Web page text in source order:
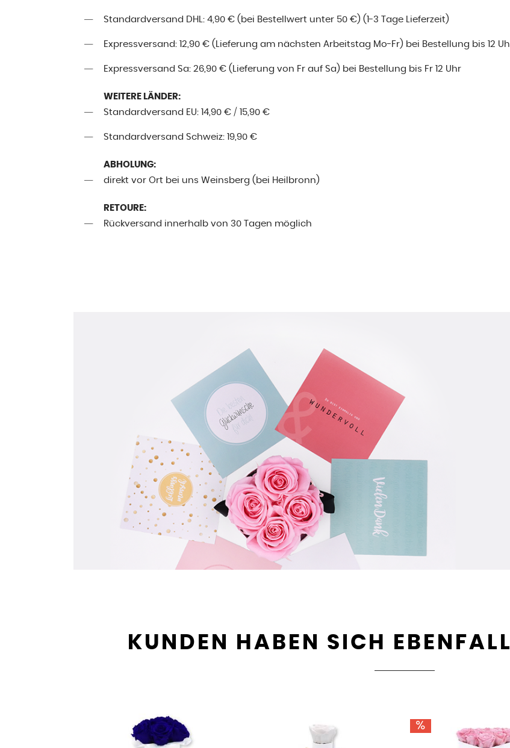
Standardversand DHL: 4,90 € (bei Bestellwert unter 50 €) (1-3 Tage Lieferzeit)
Expressversand: 12,90 € (Lieferung am nächsten Arbeitstag Mo-Fr) bei Bestellung bis 12
Expressversand Sa: 26,90 € (Lieferung von Fr auf Sa) bei Bestellung bis Fr 12 Uhr
WEITERE LÄNDER:
Standardversand EU: 14,90 € / 15,90 €
Standardversand Schweiz: 19,90 €
ABHOLUNG:
direkt vor Ort bei uns Weinsberg (bei Heilbronn)
RETOURE:
Rückversand innerhalb von 30 Tagen möglich
KUNDEN HABEN SICH